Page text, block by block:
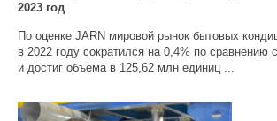
2023 год
По оценке JARN мировой рынок бытовых
в 2022 году сократился на 0,4% по сравнению
и достиг объема в 125,62 млн единиц ...